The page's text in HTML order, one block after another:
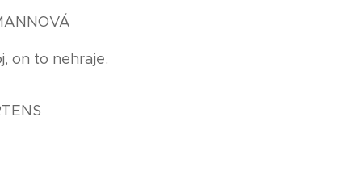
on to nehraje.